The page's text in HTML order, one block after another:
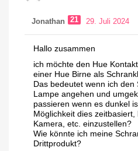
Jonathan 21 29. Juli 2024
Hallo zusammen
ich möchte den Hue
einer Hue Birne als
Das bedeutet wenn ich den
Lampe angehen und
passieren wenn es dunkel
Möglichkeit dies
Kamera, etc. einzustellen?
Wie könnte ich meine
Drittprodukt?